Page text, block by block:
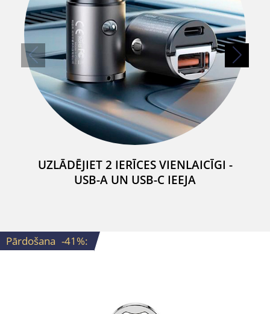
UZLĀDĒJIET 2 IERĪCES VIENLAICĪGI -
USB-A UN USB-C IEEJA
Pārdošana -41%: